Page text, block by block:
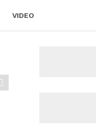
VIDEO